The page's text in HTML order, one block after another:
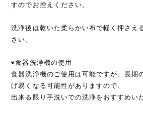
すのでお控えください。
洗浄後は乾いた柔らかい布で軽く押さえ
さい。
◉食器洗浄機の使用
食器洗浄機のご使用は可能ですが、長期
げ易くなる可能性がありますので、
出来る限り手洗いでの洗浄をおすすめい